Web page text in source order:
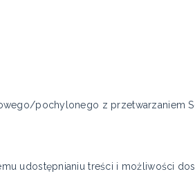
pochylonego z przetwarzaniem
udostępnianiu treści i możliwości